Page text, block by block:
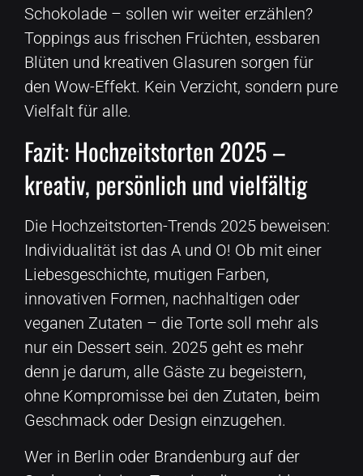
Schokolade – sollen wir weiter erzählen?
Toppings aus frischen Früchten, essbaren
Blüten und kreativen Glasuren sorgen für
den Wow-Effekt. Kein Verzicht, sondern pure
Vielfalt für alle.
Fazit: Hochzeitstorten 2025 –
kreativ, persönlich und vielfältig
Die Hochzeitstorten-Trends 2025 beweisen:
Individualität ist das A und O! Ob mit einer
Liebesgeschichte, mutigen Farben,
innovativen Formen, nachhaltigen oder
veganen Zutaten – die Torte soll mehr als
nur ein Dessert sein. 2025 geht es mehr
denn je darum, alle Gäste zu begeistern,
ohne Kompromisse bei den Zutaten, beim
Geschmack oder Design einzugehen.
Wer in Berlin oder Brandenburg auf der